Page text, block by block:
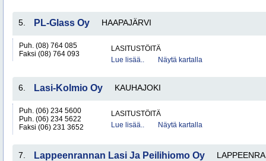
5. PL-Glass Oy HAAPAJÄRVI
Puh. (08) 764 085
Faksi (08) 764 093
LASITUSTÖITÄ
Lue lisää..
Näytä kartalla
6. Lasi-Kolmio Oy KAUHAJOKI
Puh. (06) 234 5600
Puh. (06) 234 5622
Faksi (06) 231 3652
LASITUSTÖITÄ
Lue lisää..
Näytä kartalla
7. Lappeenrannan Lasi Ja Peilihiomo Oy